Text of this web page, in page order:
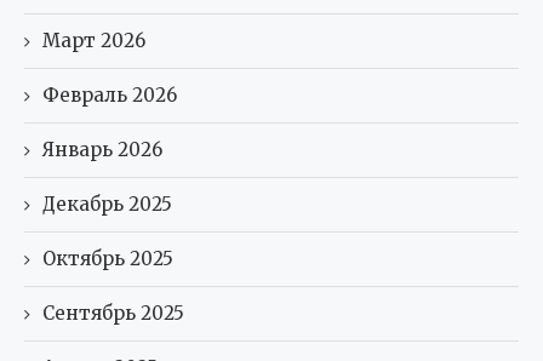
Март 2026
Февраль 2026
Январь 2026
Декабрь 2025
Октябрь 2025
Сентябрь 2025